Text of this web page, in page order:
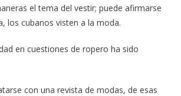
el tema del vestir; puede afirmarse
los cubanos visten a la moda.
en cuestiones de ropero ha sido
con una revista de modas, de esas